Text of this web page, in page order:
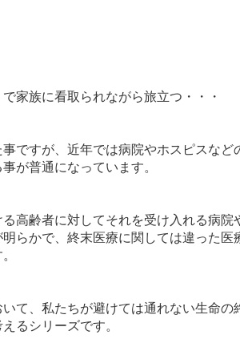
家族に看取られながら旅立つ・・・
ですが、近年では病院やホスピスなど
が普通になっています。
高齢者に対してそれを受け入れる病院
らかで、終末医療に関しては違った医
て、私たちが避けては通れない生命の
るシリーズです。